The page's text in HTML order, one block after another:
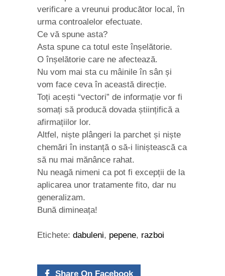
verificare a vreunui producător local, în
urma controalelor efectuate.
Ce vă spune asta?
Asta spune ca totul este înșelătorie.
O înșelătorie care ne afectează.
Nu vom mai sta cu mâinile în sân și
vom face ceva în această direcție.
Toți acești “vectori” de informație vor fi
somați să producă dovada științifică a
afirmațiilor lor.
Altfel, niște plângeri la parchet și niște
chemări în instanță o să-i liniștească ca
să nu mai mănânce rahat.
Nu neagă nimeni ca pot fi excepții de la
aplicarea unor tratamente fito, dar nu
generalizam.
Bună dimineața!
Etichete: dabuleni, pepene, razboi
Share On Facebook